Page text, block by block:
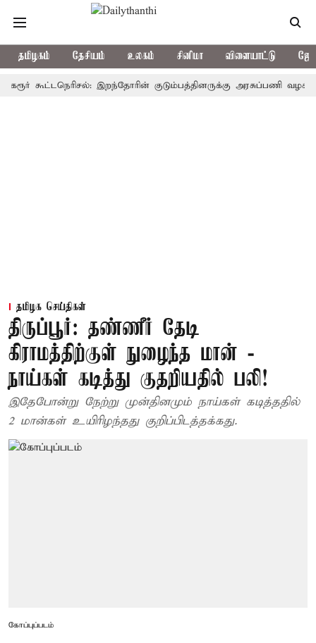
தமிழகம் தேசியம் உலகம் சினிமா விளையாட்டு
கூட்டநெரிசல்: இறந்தோரின் குடும்பத்தினருக்கு அரசுப்பணி வழக்கு;
தமிழக செய்திகள்
திருப்பூர்: தண்ணீர் தேடி
கிராமத்திற்குள் நுழைந்த மான் -
நாய்கள் கடித்து குதறியதில் பலி!
இதேபோன்று நேற்று முன்தினமும் நாய்கள் கடித்ததில்
2 மான்கள் உயிரிழந்தது குறிப்பிடத்தக்கது.
கோப்புப்படம்